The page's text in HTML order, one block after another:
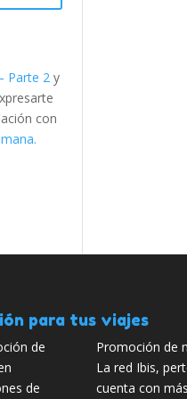
Parte 2 y
con
para tus viajes
Promoción de
La red Ibis,
cuenta con